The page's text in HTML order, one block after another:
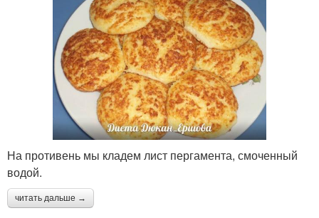
На противень мы кладем лист пергамента, смоченный
водой.
читать дальше →